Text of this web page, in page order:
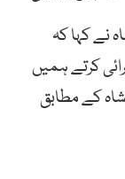
نے کہا کہ
کرتے ہیں وہاں 10 لوگ برائی کرتے ہمیں
کے مطابق